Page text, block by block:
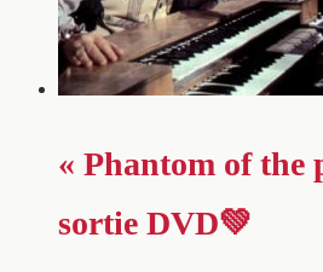
« Phantom of the
sortie DVD💚